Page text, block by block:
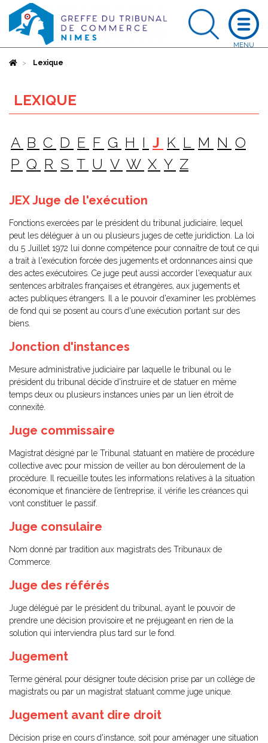
AccueilLexique
LEXIQUE
A B C D E F G H I J K L M N O
P Q R S T U V W X Y Z
JEX Juge de l'exécution
Fonctions exercées par le président du tribunal judiciaire, lequel
peut les déléguer à un ou plusieurs juges de cette juridiction. La loi
du 5 Juillet 1972 lui donne compétence pour connaître de tout ce qui
a trait à l'exécution forcée des jugements et ordonnances ainsi que
des actes exécutoires. Ce juge peut aussi accorder l'exequatur aux
sentences arbitrales françaises et étrangères, aux jugements et
actes publiques étrangers. Il a le pouvoir d'examiner les problèmes
de fond qui se posent au cours d'une exécution portant sur des
biens.
Jonction d'instances
Mesure administrative judiciaire par laquelle le tribunal ou le
président du tribunal décide d'instruire et de statuer en même
temps deux ou plusieurs instances unies par un lien étroit de
connexité.
Juge commissaire
Magistrat désigné par le Tribunal statuant en matière de procédure
collective avec pour mission de veiller au bon déroulement de la
procédure. Il recueille toutes les informations relatives à la situation
économique et financière de l’entreprise, il vérifie les créances qui
vont constituer le passif.
Juge consulaire
Nom donné par tradition aux magistrats des Tribunaux de
Commerce.
Juge des référés
Juge délégué par le président du tribunal, ayant le pouvoir de
prendre une décision provisoire et ne préjugeant en rien de la
solution qui interviendra plus tard sur le fond.
Jugement
Terme général pour désigner toute décision prise par un collège de
magistrats ou par un magistrat statuant comme juge unique.
Jugement avant dire droit
Décision prise en cours d'instance, soit pour aménager une situation